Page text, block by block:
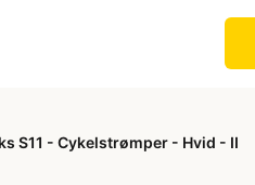
S11 - Cykelstrømper - Hvid - II